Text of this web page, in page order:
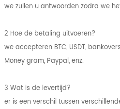
we zullen u antwoorden zodra we
2 Hoe de betaling uitvoeren?
we accepteren BTC, USDT,
Money gram, Paypal, enz.
3 Wat is de levertijd?
er is een verschil tussen